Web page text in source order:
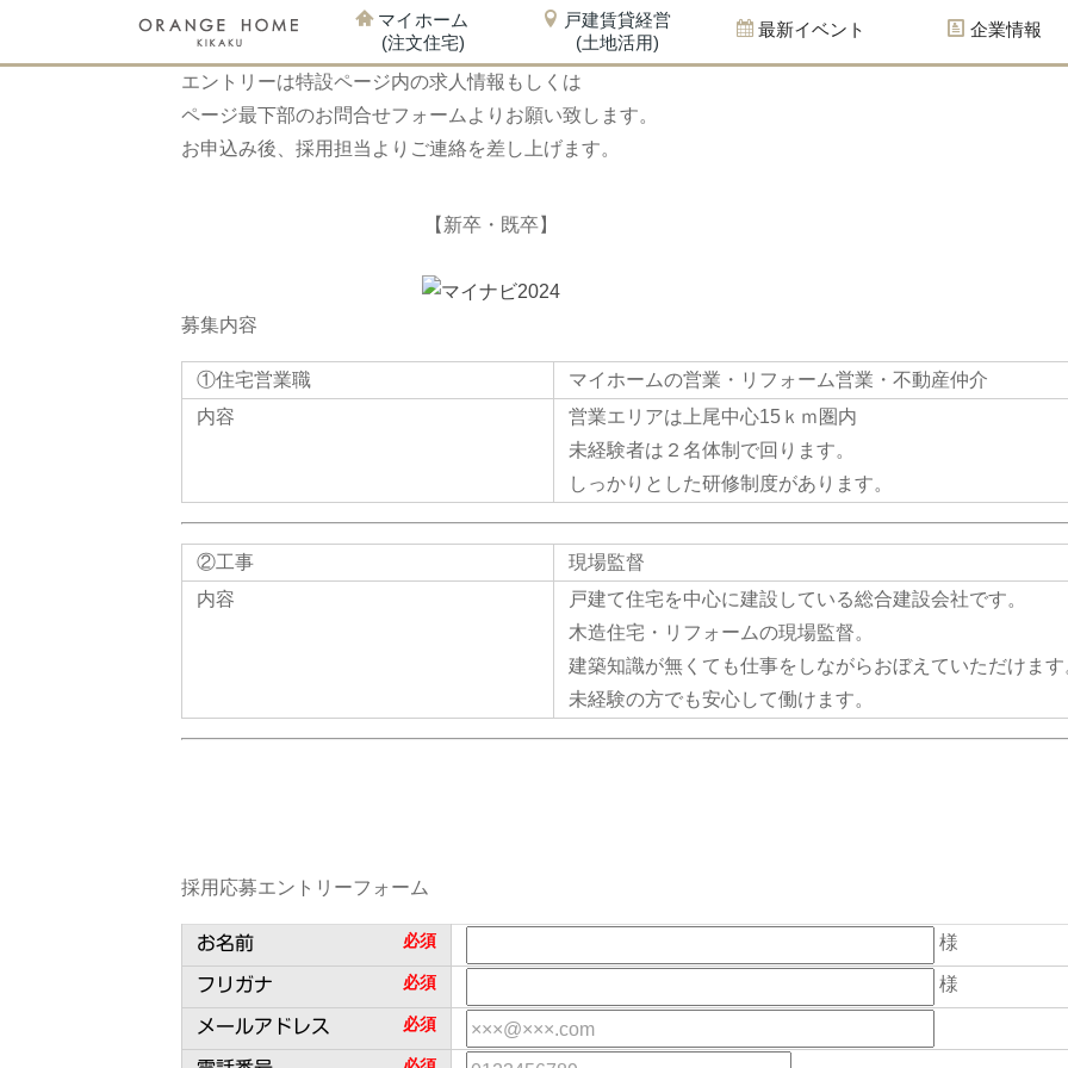
マイホーム
(注文住宅)
戸建賃貸経営
(土地活用)
最新イベント 企業情報
エントリーは特設ページ内の求人情報もしくは
ページ最下部のお問合せフォームよりお願い致します。
お申込み後、採用担当よりご連絡を差し上げます。
【新卒・既卒】
募集内容
①住宅営業職
マイホームの営業・リフォーム営業・不動産仲介
内容
営業エリアは上尾中心15ｋｍ圏内
未経験者は２名体制で回ります。
しっかりとした研修制度があります。
②工事
現場監督
内容
戸建て住宅を中心に建設している総合建設会社です。
木造住宅・リフォームの現場監督。
建築知識が無くても仕事をしながらおぼえていただけます
未経験の方でも安心して働けます。
採用応募エントリーフォーム
お名前 必須 様
フリガナ 必須 様
メールアドレス 必須